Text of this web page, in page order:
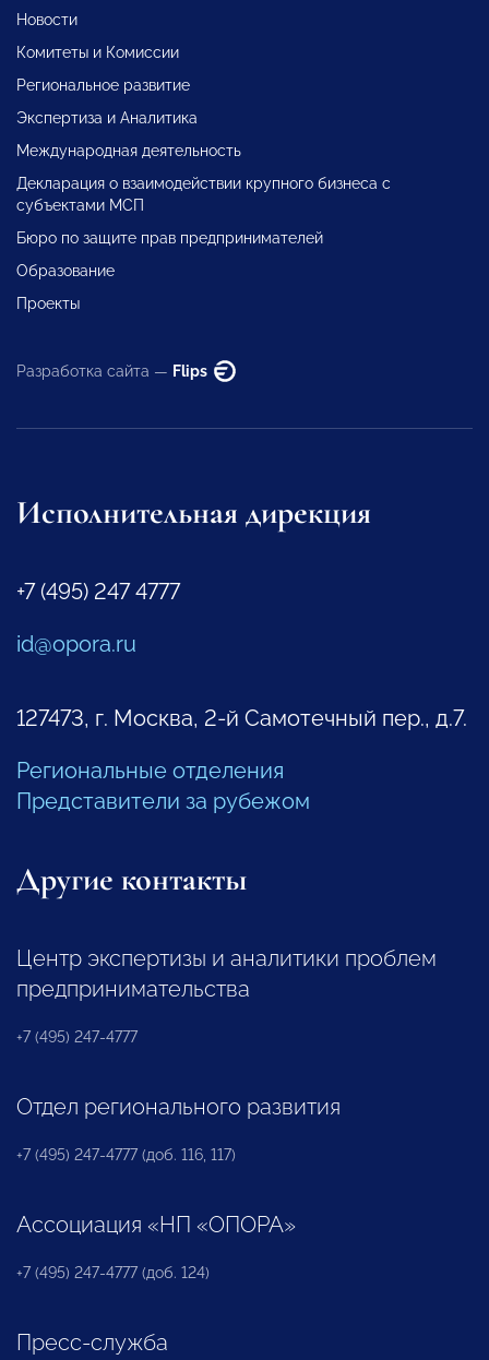
Новости
Комитеты и Комиссии
Региональное развитие
Экспертиза и Аналитика
Международная деятельность
Декларация о взаимодействии крупного бизнеса с
субъектами МСП
Бюро по защите прав предпринимателей
Образование
Проекты
Разработка сайта — Flips
Исполнительная дирекция
+7 (495) 247 4777
id@opora.ru
127473, г. Москва, 2-й Самотечный пер., д.7.
Региональные отделения
Представители за рубежом
Другие контакты
Центр экспертизы и аналитики проблем
предпринимательства
+7 (495) 247-4777
Отдел регионального развития
+7 (495) 247-4777 (доб. 116, 117)
Ассоциация «НП «ОПОРА»
+7 (495) 247-4777 (доб. 124)
Пресс-служба